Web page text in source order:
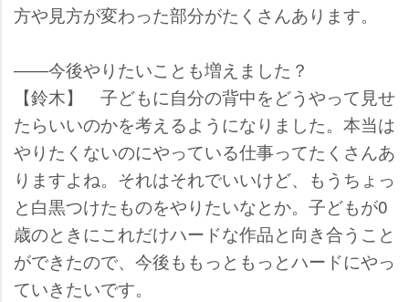
方や見方が変わった部分がたくさんあります。
――今後やりたいことも増えました？
【鈴木】 子どもに自分の背中をどうやって見せ
たらいいのかを考えるようになりました。本当は
りたくないのにやっている仕事ってたくさんあ
りますよね。それはそれでいいけど、もうちょっ
と白黒つけたものをやりたいなとか。子どもが0
歳のときにこれだけハードな作品と向き合うこと
ができたので、今後ももっともっとハードにやっ
ていきたいです。